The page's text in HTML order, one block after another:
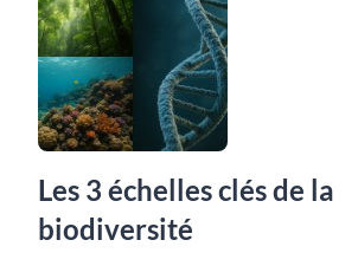
Les 3 échelles clés de la
biodiversité